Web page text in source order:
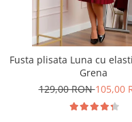
Fusta plisata Luna cu
Grena
129,00 RON105,00